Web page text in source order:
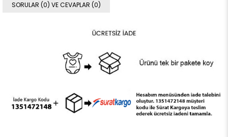
SORULAR (0) VE CEVAPLAR (0)